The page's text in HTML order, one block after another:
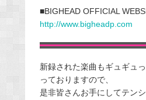
■BIGHEAD OFFICIAL
http://www.bigheadp.com
新録された楽曲もギュギュ
っておりますので、
是非皆さんお手にしてテン